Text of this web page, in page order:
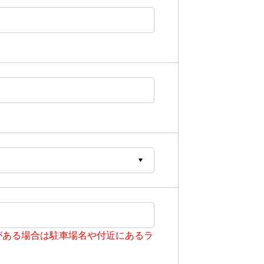
る場合は駐車場名や付近にあるラ